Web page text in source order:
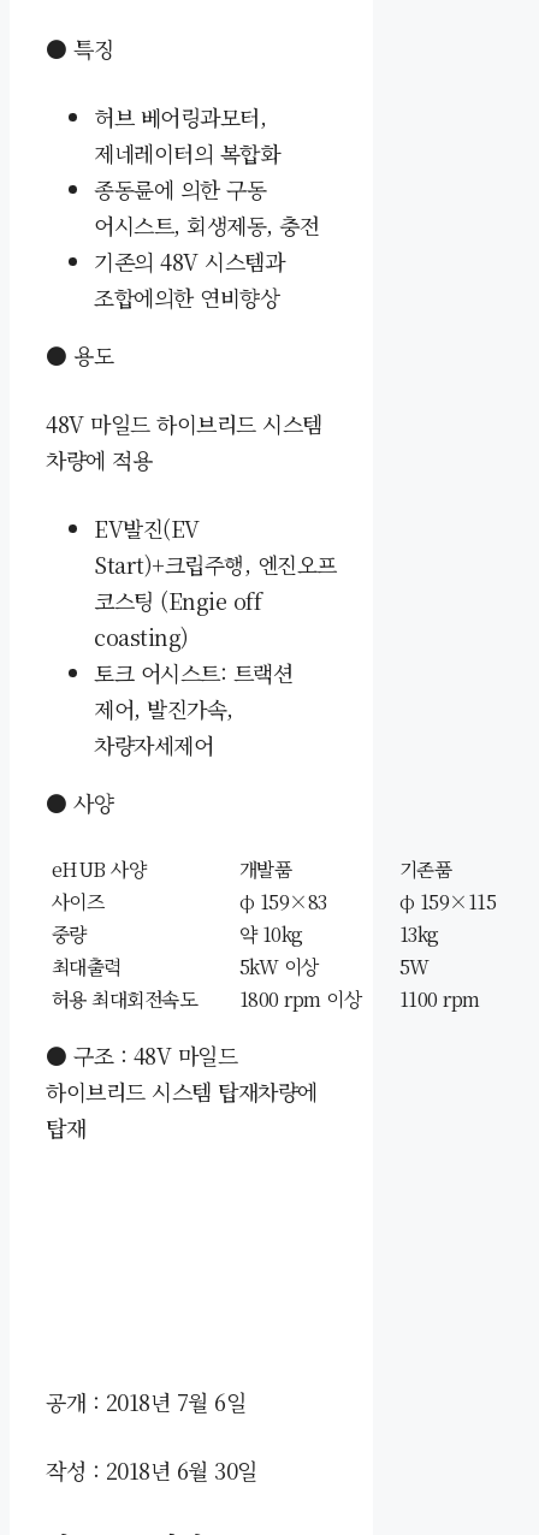
● 특징
허브 베어링과모터,
제네레이터의 복합화
종동륜에 의한 구동
어시스트, 회생제동, 충전
기존의 48V 시스템과
조합에의한 연비향상
● 용도
48V 마일드 하이브리드 시스템
차량에 적용
EV발진(EV
Start)+크립주행, 엔진오프
코스팅 (Engie off
coasting)
토크 어시스트: 트랙션
제어, 발진가속,
차량자세제어
● 사양
eHUB 사양 개발품
기존품
사이즈
φ 159×83
φ 159×115
중량
약 10kg
13kg
최대출력
5kW 이상
5W
허용 최대회전속도
1800 rpm 이상 1100 rpm
● 구조 : 48V 마일드
하이브리드 시스템 탑재차량에
탑재
공개 : 2018년 7월 6일
작성 : 2018년 6월 30일